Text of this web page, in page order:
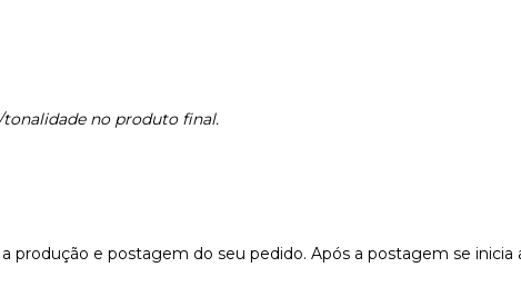
tonalidade no produto final.
produção e postagem do seu pedido. Após a postagem se